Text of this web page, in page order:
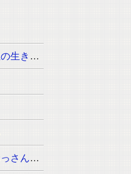
チート能力を持った高校生の生き残りをかけた長く短い七日間
勇者召喚に巻き込まれたおっさんはウォッシュの魔法（必須:ウィッシュのポーズ）しか使えません。